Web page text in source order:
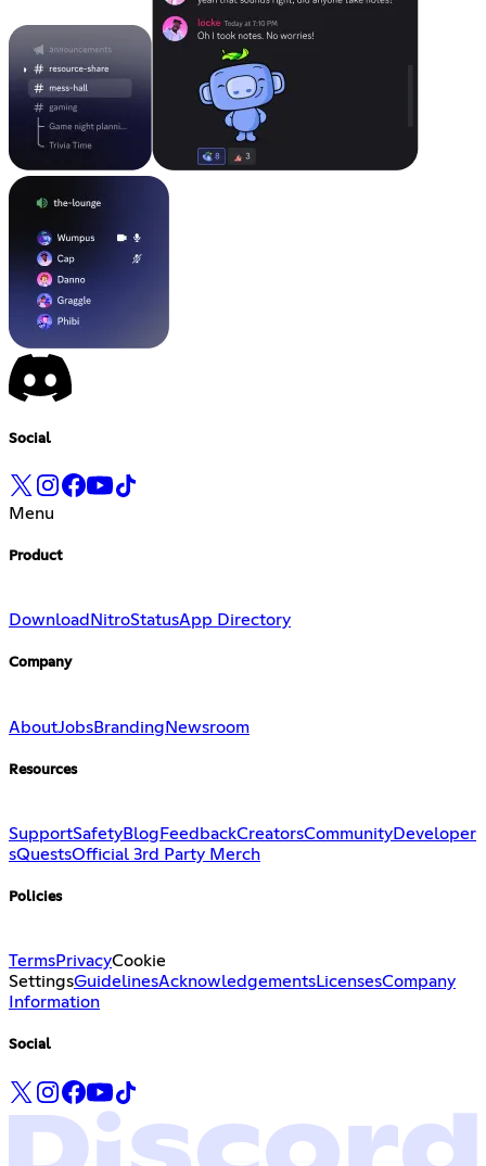
Social
Menu
Product
Download NitroStatusApp Directory
Company
AboutJobsBrandingNewsroom
Resources
SupportSafetyBlog FeedbackCreatorsCommunityDeveloper
sQuestsOfficial 3rd Party Merch
Policies
TermsPrivacyCookie
SettingsGuidelinesAcknowledgementsLicensesCompany
Information
Social